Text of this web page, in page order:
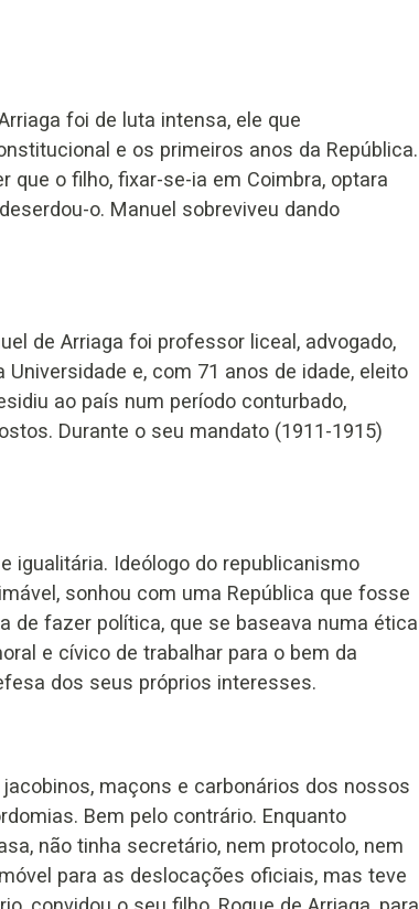
foi de luta intensa, ele que
e os primeiros anos da República.
que o filho, fixar-se-ia em Coimbra, optara
o. Manuel sobreviveu dando
de Arriaga foi professor liceal, advogado,
e, com 71 anos de idade, eleito
ao país num período conturbado,
Durante o seu mandato (1911-1915)
igualitária. Ideólogo do republicanismo
sonhou com uma República que fosse
de fazer política, que se baseava numa ética
e cívico de trabalhar para o bem da
dos seus próprios interesses.
maçons e carbonários dos nossos
Bem pelo contrário. Enquanto
não tinha secretário, nem protocolo, nem
para as deslocações oficiais, mas teve